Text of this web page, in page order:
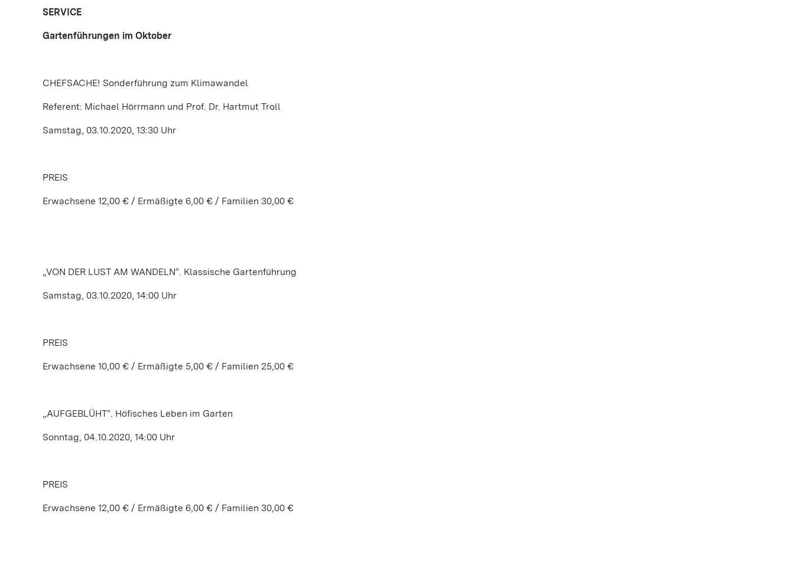
SERVICE
Gartenführungen im Oktober
CHEFSACHE! Sonderführung zum Klimawandel
Referent: Michael Hörrmann und Prof. Dr. Hartmut Troll
Samstag, 03.10.2020, 13:30 Uhr
PREIS
Erwachsene 12,00 € / Ermäßigte 6,00 € / Familien 30,00 €
„VON DER LUST AM WANDELN“. Klassische Gartenführung
Samstag, 03.10.2020, 14:00 Uhr
PREIS
Erwachsene 10,00 € / Ermäßigte 5,00 € / Familien 25,00 €
„AUFGEBLÜHT“. Höfisches Leben im Garten
Sonntag, 04.10.2020, 14:00 Uhr
PREIS
Erwachsene 12,00 € / Ermäßigte 6,00 € / Familien 30,00 €